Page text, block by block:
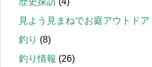
見よう見まねでお庭アウトドア
釣り (8)
釣り情報 (26)